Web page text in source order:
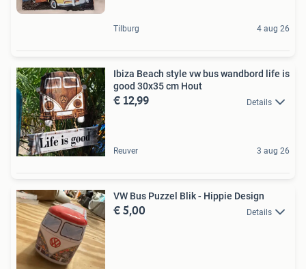
Tilburg 4 aug 26
Ibiza Beach style vw bus wandbord life is
good 30x35 cm Hout
€ 12,99 Details
Reuver 3 aug 26
VW Bus Puzzel Blik - Hippie Design
€ 5,00 Details